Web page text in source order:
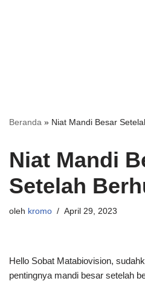
Beranda » Niat Mandi Besar
Niat Mandi
Setelah
oleh kromo April 29, 2023
Hello Sobat Matabiovision,
pentingnya mandi besar setelah